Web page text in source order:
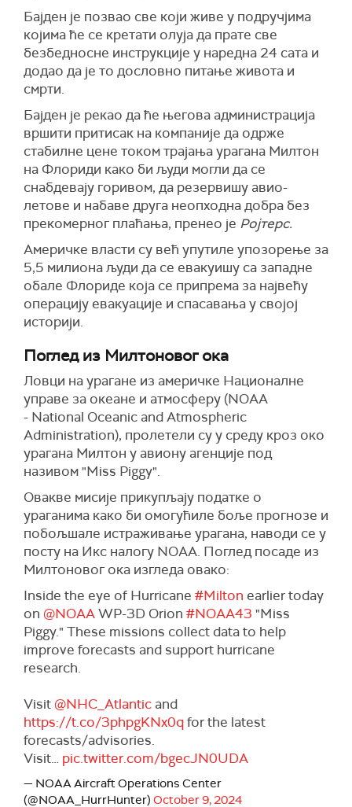
Бајден је позвао све који живе у подручјима
којима ће се кретати олуја да прате све
безбедносне инструкције у наредна 24 сата и
додао да је то дословно питање живота и
смрти.
Бајден је рекао да ће његова администрација
вршити притисак на компаније да одрже
стабилне цене током трајања урагана Милтон
на Флориди како би људи могли да се
снабдевају горивом, да резервишу авио-
летове и набаве друга неопходна добра без
прекомерног плаћања, пренео је Ројтерс.
Америчке власти су већ упутиле упозорење за
5,5 милиона људи да се евакуишу са западне
обале Флориде која се припрема за највећу
операцију евакуације и спасавања у својој
историји.
Поглед из Милтоновог ока
Ловци на урагане из америчке Националне
управе за океане и атмосферу (NOAA
- National Oceanic and Atmospheric
Administration), пролетели су у среду кроз око
урагана Милтон у авиону агенције под
називом "Miss Piggy".
Овaкве мисије прикупљају податке о
ураганима како би омогућиле боље прогнозе и
побољшале истраживање урагана, наводи се у
посту на Икс налогу NOAA. Поглед посаде из
Милтоновог ока изгледа овако:
Inside the eye of Hurricane #Milton earlier today
on @NOAAWP-3D Orion #NOAA43 "Miss
Piggy." These missions collect data to help
improve forecasts and support hurricane
research.
Visit @NHC_Atlantic and
https://t.co/3phpgKNx0qfor the latest
forecasts/advisories.
Visit… pic.twitter.com/bgecJN0UDA
— NOAA Aircraft Operations Center
(@NOAA_HurrHunter) October 9, 2024